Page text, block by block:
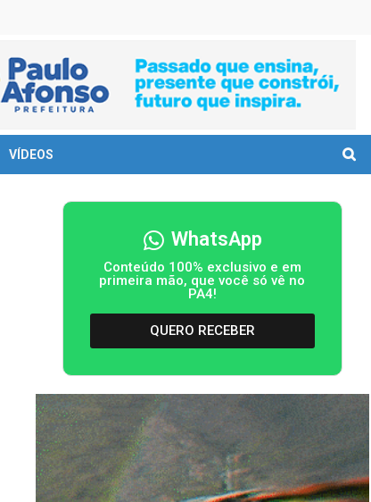
VÍDEOS
WhatsApp
Conteúdo 100% exclusivo e em
primeira mão, que você só vê no
PA4!
QUERO RECEBER